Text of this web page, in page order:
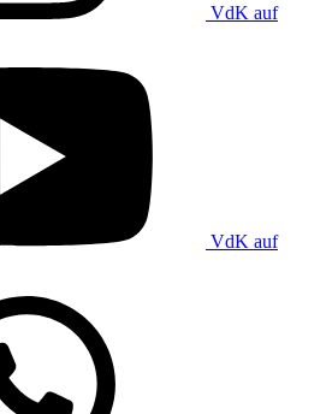
VdK auf
VdK auf